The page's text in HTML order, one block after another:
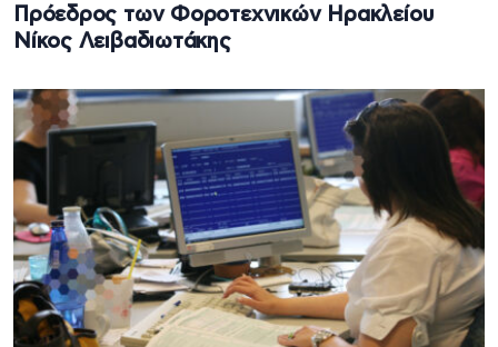
Πρόεδρος των Φοροτεχνικών Ηρακλείου
Νίκος Λειβαδιωτάκης